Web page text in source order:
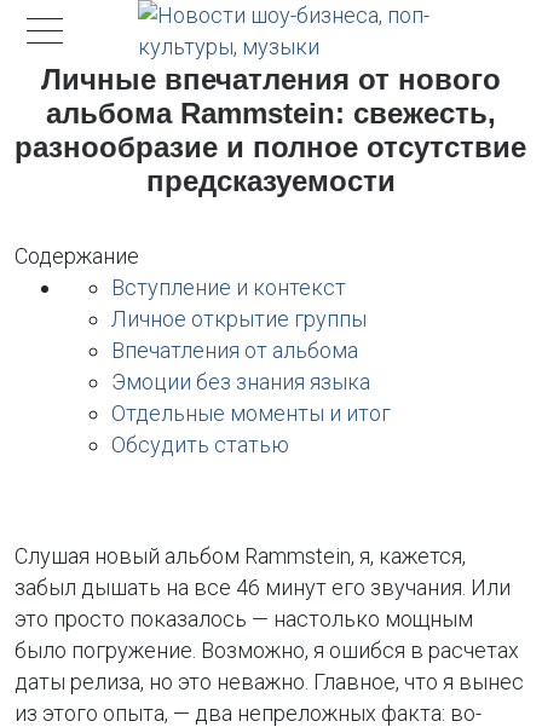
Личные впечатления от нового
альбома Rammstein: свежесть,
разнообразие и полное отсутствие
предсказуемости
Содержание
Вступление и контекст
Личное открытие группы
Впечатления от альбома
Эмоции без знания языка
Отдельные моменты и итог
Обсудить статью
Слушая новый альбом Rammstein, я, кажется,
забыл дышать на все 46 минут его звучания. Или
это просто показалось — настолько мощным
было погружение. Возможно, я ошибся в расчетах
даты релиза, но это неважно. Главное, что я вынес
из этого опыта, — два непреложных факта: во-